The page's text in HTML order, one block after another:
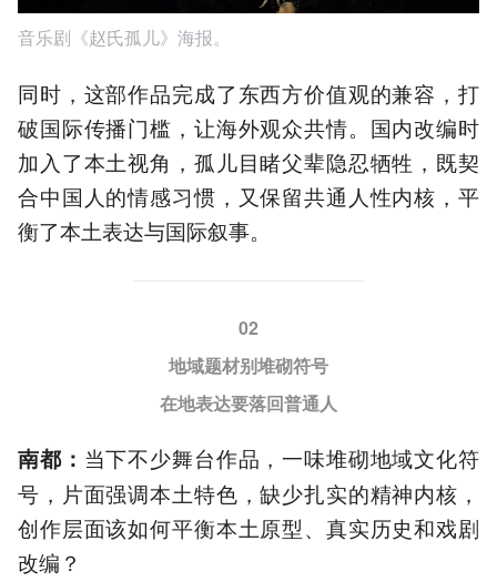
音乐剧《赵氏孤儿》海报。
同时，这部作品完成了东西方价值观的兼容，打
破国际传播门槛，让海外观众共情。国内改编时
加入了本土视角，孤儿目睹父辈隐忍牺牲，既契
合中国人的情感习惯，又保留共通人性内核，平
衡了本土表达与国际叙事。
02
地域题材别堆砌符号
在地表达要落回普通人
南都 ： 当下不少舞台作品，一味堆砌地域文化符
号，片面强调本土特色，缺少扎实的精神内核，
创作层面该如何平衡本土原型、真实历史和戏剧
改编？